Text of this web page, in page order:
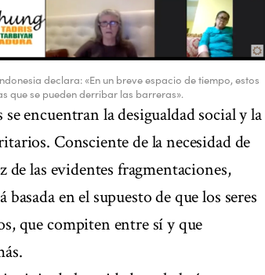
declara: «En un breve espacio de tiempo, estos
que se pueden derribar las barreras».
encuentran la desigualdad social y la
Consciente de la necesidad de
de las evidentes fragmentaciones,
en el supuesto de que los seres
que compiten entre sí y que